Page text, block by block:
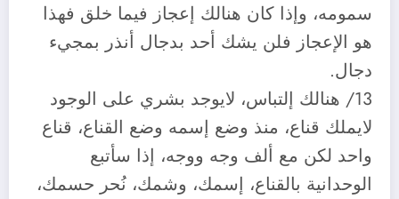
سمومه، وإذا كان هنالك إعجاز فيما خلق فهذا
هو الإعجاز فلن يشك أحد بدجال أنذر بمجيء
دجال.
13/ هنالك إلتباس، لايوجد بشري على الوجود
لايملك قناع، منذ وضع إسمه وضع القناع، قناع
واحد لكن مع ألف وجه ووجه، إذا سأتبع
الوحدانية بالقناع، إسمك، وشمك، نُحر حسمك،